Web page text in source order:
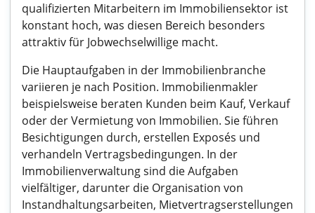
qualifizierten Mitarbeitern im Immobiliensektor ist
konstant hoch, was diesen Bereich besonders
attraktiv für Jobwechselwillige macht.
Die Hauptaufgaben in der Immobilienbranche
variieren je nach Position. Immobilienmakler
beispielsweise beraten Kunden beim Kauf, Verkauf
oder der Vermietung von Immobilien. Sie führen
Besichtigungen durch, erstellen Exposés und
verhandeln Vertragsbedingungen. In der
Immobilienverwaltung sind die Aufgaben
vielfältiger, darunter die Organisation von
Instandhaltungsarbeiten, Mietvertragserstellungen